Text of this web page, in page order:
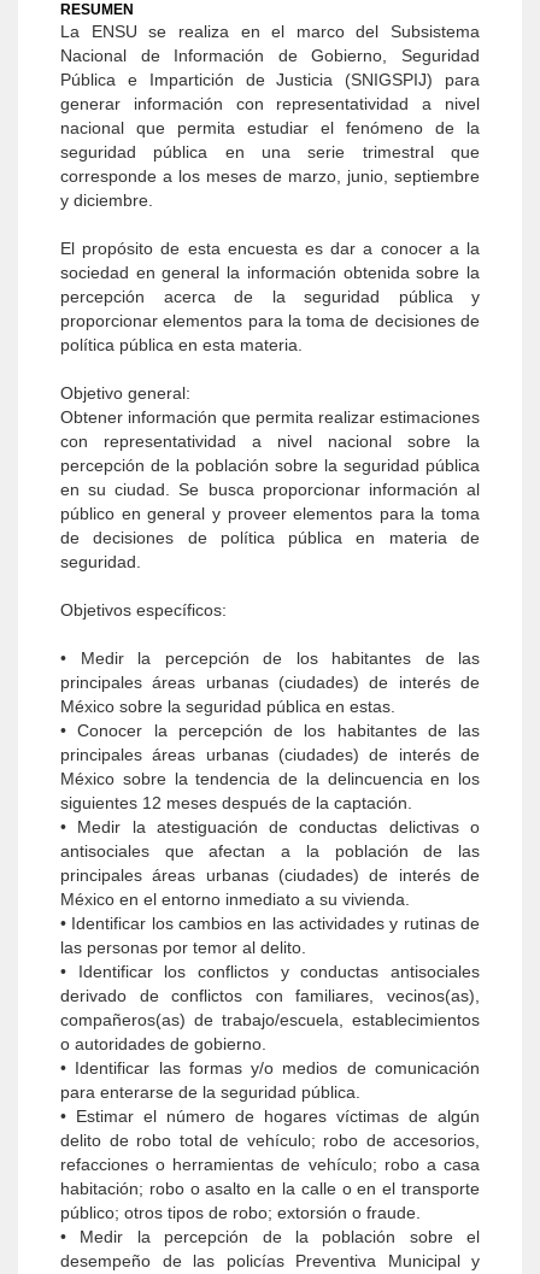
RESUMEN
La ENSU se realiza en el marco del Subsistema
Nacional de Información de Gobierno, Seguridad
Pública e Impartición de Justicia (SNIGSPIJ) para
generar información con representatividad a nivel
nacional que permita estudiar el fenómeno de la
seguridad pública en una serie trimestral que
corresponde a los meses de marzo, junio, septiembre
y diciembre.
El propósito de esta encuesta es dar a conocer a la
sociedad en general la información obtenida sobre la
percepción acerca de la seguridad pública y
proporcionar elementos para la toma de decisiones de
política pública en esta materia.
Objetivo general:
Obtener información que permita realizar esti­maciones
con representatividad a nivel nacional sobre la
percepción de la población sobre la se­guridad pública
en su ciudad. Se busca propor­cionar información al
público en general y proveer elementos para la toma
de decisiones de política pública en materia de
seguridad.
Objetivos específicos:
• Medir la percepción de los habitantes de las
principales áreas urbanas (ciudades) de interés de
México sobre la seguridad pública en estas.
• Conocer la percepción de los habitantes de las
principales áreas urbanas (ciudades) de interés de
México sobre la tendencia de la delincuencia en los
siguientes 12 meses después de la captación.
• Medir la atestiguación de conductas delictivas o
antisociales que afectan a la población de las
principales áreas urbanas (ciudades) de interés de
México en el entorno inmediato a su vivienda.
• Identificar los cambios en las actividades y rutinas de
las personas por temor al delito.
• Identificar los conflictos y conductas antisociales
derivado de conflictos con familiares, vecinos(as),
compañeros(as) de trabajo/escuela, establecimientos
o autoridades de gobierno.
• Identificar las formas y/o medios de comunicación
para enterarse de la seguridad pública.
• Estimar el número de hogares víctimas de algún
delito de robo total de vehículo; robo de accesorios,
refacciones o herramientas de vehículo; robo a casa
habitación; robo o asalto en la calle o en el transporte
público; otros tipos de robo; extorsión o fraude.
• Medir la percepción de la población sobre el
desempeño de las policías Preventiva Municipal y